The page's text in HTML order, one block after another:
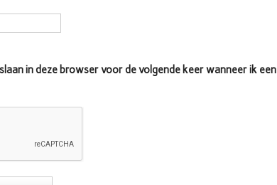
in deze browser voor de volgende keer wanneer ik een